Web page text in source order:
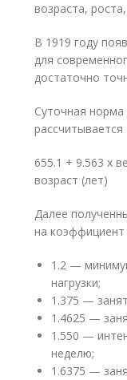
возраста,
В 1919 году
для
достаточно
Суточная
655.1 + 9.563 х
возраст (лет)
Далее
на коэффициент
1.2 —
нагрузки;
1.375 —
1.4625 —
1.550 —
неделю;
1.6375 —